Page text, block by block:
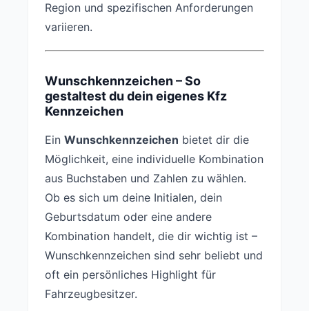
Region und spezifischen Anforderungen
variieren.
Wunschkennzeichen – So
gestaltest du dein eigenes Kfz
Kennzeichen
Ein Wunschkennzeichen bietet dir die
Möglichkeit, eine individuelle Kombination
aus Buchstaben und Zahlen zu wählen.
Ob es sich um deine Initialen, dein
Geburtsdatum oder eine andere
Kombination handelt, die dir wichtig ist –
Wunschkennzeichen sind sehr beliebt und
oft ein persönliches Highlight für
Fahrzeugbesitzer.